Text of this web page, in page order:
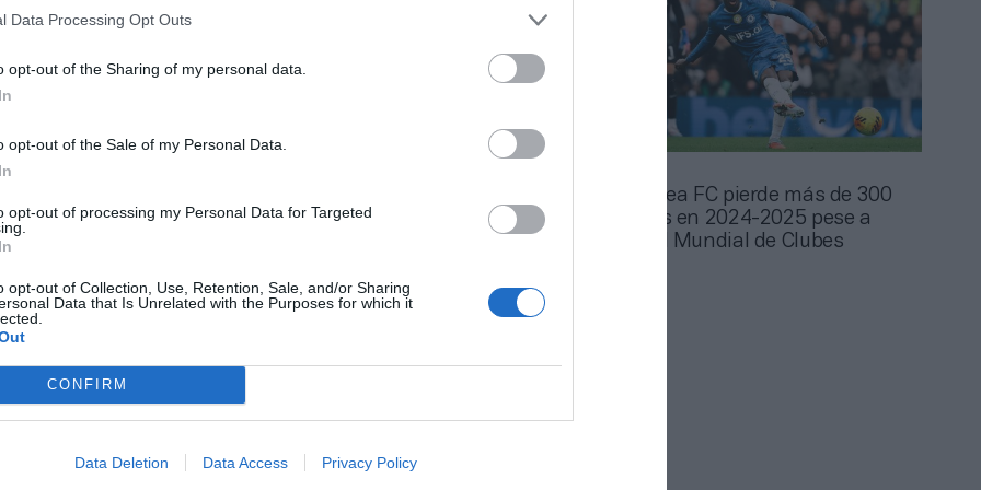
Data Processing Opt Outs
opt-out of the Sharing of my personal data.
opt-out of the Sale of my Personal Data.
opt-out of processing my Personal Data for Targeted
opt-out of Collection, Use, Retention, Sale, and/or Sharing
Data that Is Unrelated with the Purposes for which it
CONFIRM
Data Deletion Data Access Privacy Policy
grandes del ‘fútfem’
facturan 125 millones
La cara ambición de Todd Boehly:
El Chelsea FC pierde más de 300
millones en 2024-2025 pese a
ganar el Mundial de Clubes